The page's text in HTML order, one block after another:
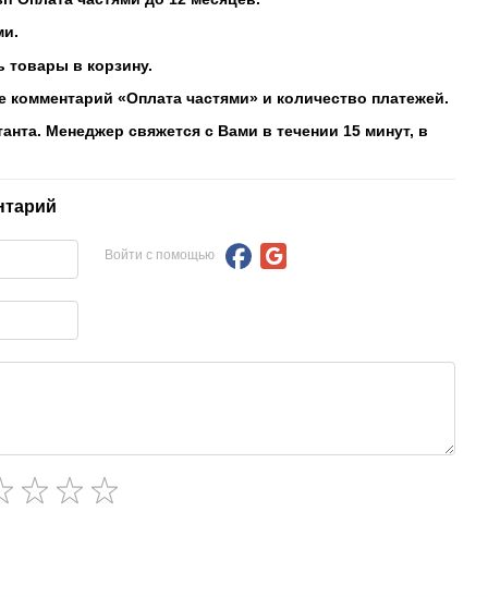
товары в корзину.
«Оплата частями» и количество платежей.
Менеджер свяжется с Вами в течении 15 минут, в
Войти с помощью